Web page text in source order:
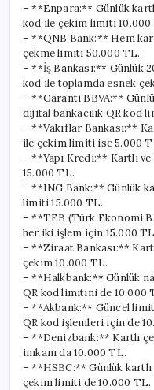
– **Enpara:** Günlük
kod ile çekim limiti 10.000
– **QNB Bank:** Hem
çekme limiti 50.000 TL.
– **İş Bankası:** Günlük
kod ile toplamda esnek
– **Garanti BBVA:**
dijital bankacılık QR kod
– **Vakıflar Bankası:**
ile çekim limiti ise 5.000
– **Yapı Kredi:** Kartlı
15.000 TL.
– **ING Bank:** Günlük
limiti 15.000 TL.
– **TEB (Türk Ekonomi
her iki işlem için 15.000
– **Ziraat Bankası:**
çekim 10.000 TL.
– **Halkbank:** Günlük
QR kod limitini de 10.000
– **Akbank:** Güncel
QR kod işlemleri için de
– **Denizbank:** Kartlı
imkanı da 10.000 TL.
– **HSBC:** Günlük
çekim limiti de 10.000 TL.